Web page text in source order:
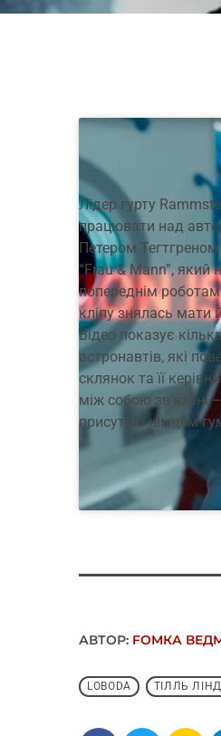
Лідер гурту
працювати над
Петером
“Frau & Mann”,
попереднім роботам
кліпу знялась мати
Відео показує
астронавтів, які
склянок та її
між собою зв’язані
присутній німцям
АВТОР: FОMКА
LOBODA ТІЛЛЬ